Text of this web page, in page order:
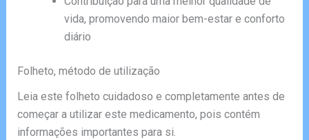
vida, promovendo maior bem-estar e conforto
diário
Folheto, método de utilização
Leia este folheto cuidadoso e completamente antes de
começar a utilizar este medicamento, pois contém
informações importantes para si.